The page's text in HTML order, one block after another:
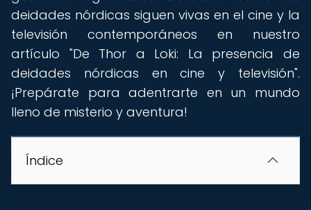
deidades nórdicas siguen vivas en el cine y la
televisión contemporáneos en nuestro
artículo "De Thor a Loki: La presencia de
deidades nórdicas en cine y televisión".
¡Prepárate para adentrarte en un mundo
lleno de misterio y aventura!
Índice